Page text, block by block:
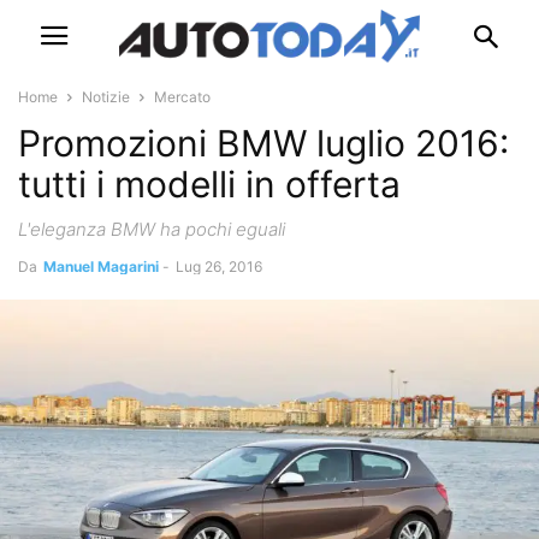
Home Notizie Mercato
Promozioni BMW luglio 2016:
tutti i modelli in offerta
L'eleganza BMW ha pochi eguali
Da Manuel Magarini - Lug 26, 2016